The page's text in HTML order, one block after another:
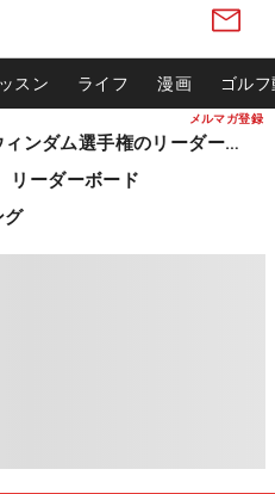
メルマガ登録
スン ライフ 漫画 ゴル
松山英樹ら出場 ウィンダム選手権のリーダーボード
ーダーボード
グ